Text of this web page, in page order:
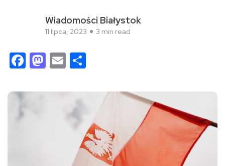
Wiadomości Białystok
11 lipca, 2023 3 min read
Facebook
Mastodon
Email